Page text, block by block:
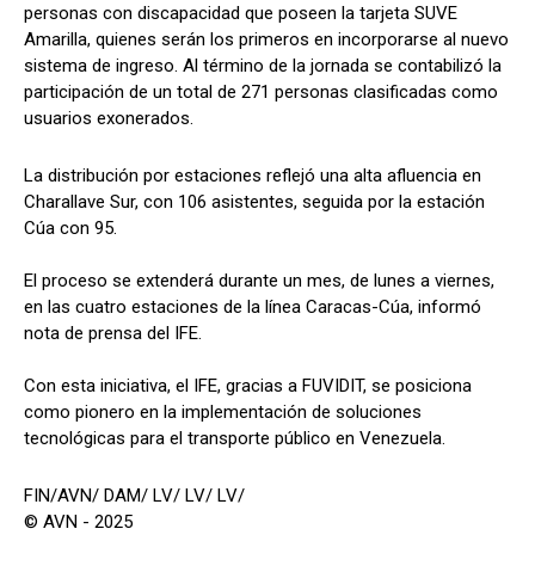
personas con discapacidad que poseen la tarjeta SUVE
Amarilla, quienes serán los primeros en incorporarse al nuevo
sistema de ingreso. Al término de la jornada se contabilizó la
participación de un total de 271 personas clasificadas como
usuarios exonerados.
La distribución por estaciones reflejó una alta afluencia en
Charallave Sur, con 106 asistentes, seguida por la estación
Cúa con 95.
El proceso se extenderá durante un mes, de lunes a viernes,
en las cuatro estaciones de la línea Caracas-Cúa, informó
nota de prensa del IFE.
Con esta iniciativa, el IFE, gracias a FUVIDIT, se posiciona
como pionero en la implementación de soluciones
tecnológicas para el transporte público en Venezuela.
FIN/AVN/ DAM/ LV/ LV/ LV/
© AVN - 2025